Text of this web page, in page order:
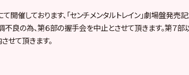
開催しております、「センチメンタルトレイン」劇場盤発売
良の為、第６部の握手会を中止とさせて頂きます。第７
せて頂きます。